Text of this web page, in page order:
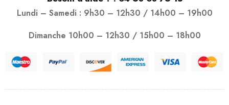
Lundi – Samedi : 9h30 – 12h30 / 14h00 – 19h00
Dimanche 10h00 – 12h30 / 15h00 – 18h00